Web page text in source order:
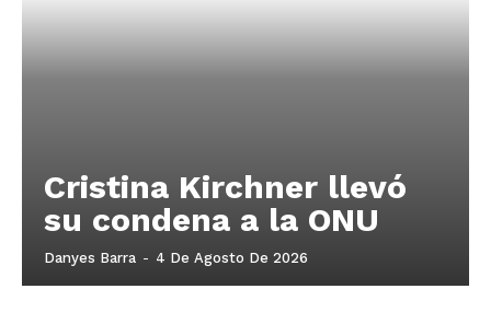
Cristina Kirchner llevó
su condena a la ONU
Danyes Barra - 4 De Agosto De 2026